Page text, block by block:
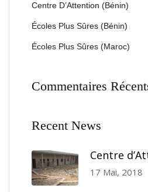
Centre D’Attention (Bénin)
Écoles Plus Sûres (Bénin)
Écoles Plus Sûres (Maroc)
Commentaires
Recent News
Centre
17 Mai, 2018